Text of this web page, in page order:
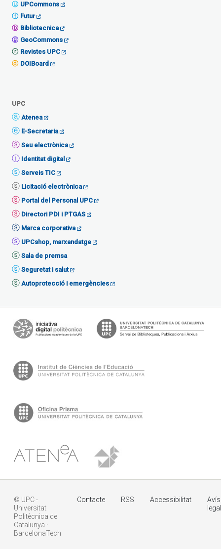
UPCommons
Futur
Bibliotecnica
GeoCommons
Revistes UPC
DOIBoard
UPC
Atenea
E-Secretaria
Seu electrònica
Identitat digital
Serveis TIC
Licitació electrònica
Portal del Personal UPC
Directori PDI i PTGAS
Marca corporativa
UPCshop, marxandatge
Sala de premsa
Seguretat i salut
Autoprotecció i emergències
© UPC -
Universitat
Politècnica de
Catalunya ·
BarcelonaTech
Contacte RSS Accessibilitat
Avís
legal